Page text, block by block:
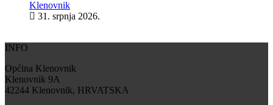
Klenovnik
31. srpnja 2026.
INFO
Općina Klenovnik
Klenovnik 9A
42244 Klenovnik, HRVATSKA